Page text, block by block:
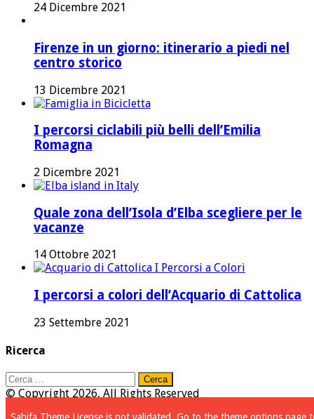
24 Dicembre 2021
Firenze in un giorno: itinerario a piedi nel
centro storico
13 Dicembre 2021
I percorsi ciclabili più belli dell’Emilia
Romagna
2 Dicembre 2021
Quale zona dell’Isola d’Elba scegliere per le
vacanze
14 Ottobre 2021
I percorsi a colori dell’Acquario di Cattolica
23 Settembre 2021
Ricerca
Ricerca
per:
© Copyright 2026, All Rights Reserved